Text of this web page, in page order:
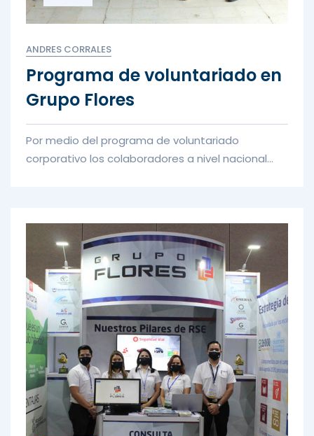
ANDRES CORRALES
Programa de voluntariado en
Grupo Flores
Por medio del programa de voluntariado
corporativo los colaboradores a nivel nacional